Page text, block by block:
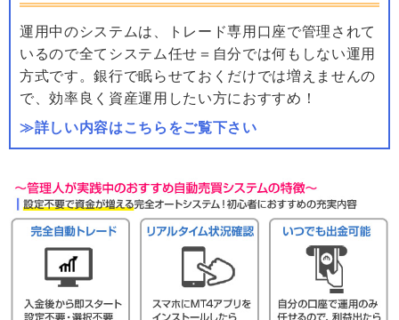
運用中のシステムは、トレード専用口座で管理されて
いるので全てシステム任せ＝自分では何もしない運用
方式です。銀行で眠らせておくだけでは増えませんの
で、効率良く資産運用したい方におすすめ！
≫詳しい内容はこちらをご覧下さい